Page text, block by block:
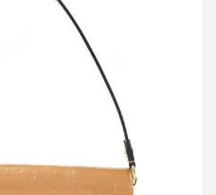
ア MM モノグラムショルダーバ
く見る